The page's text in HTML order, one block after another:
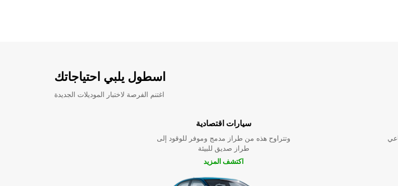
اسطول يلبي احتياجاتك
اغتنم الفرصة لاختبار الموديلات الجديدة
سيارات اقتصادية
وتتراوح هذه من طراز مدمج وموفر للوقود إلى
طراز صديق للبيئة
اكتشف المزيد